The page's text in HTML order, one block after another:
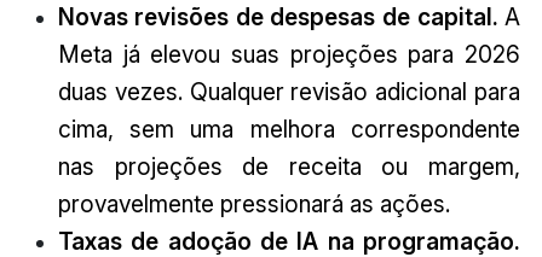
Novas revisões de despesas de capital. A
Meta já elevou suas projeções para 2026
duas vezes. Qualquer revisão adicional para
cima, sem uma melhora correspondente
nas projeções de receita ou margem,
provavelmente pressionará as ações.
Taxas de adoção de IA na programação.